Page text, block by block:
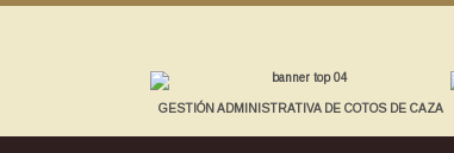
GESTIÓN ADMINISTRATIVA DE COTOS DE CAZA